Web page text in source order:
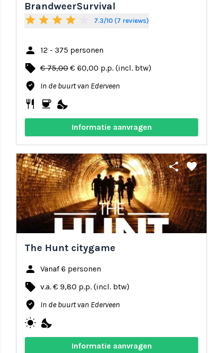
BrandweerSurvival
star star star star 7.3/10 (7 reviews)
person 12 - 375 personen
local_offer € 75,00 € 60,00 p.p. (incl. btw)
where_to_vote In de buurt van Ederveen
restaurant coffee nights_stay
Informatie aanvragen
share favorite
The Hunt citygame
person Vanaf 6 personen
local_offer v.a. € 9,80 p.p. (incl. btw)
where_to_vote In de buurt van Ederveen
wb_sunny nights_stay
Informatie aanvragen